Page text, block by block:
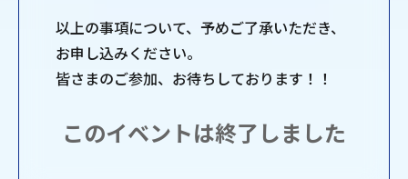
以上の事項について、予めご了承いただき、
お申し込みください。
皆さまのご参加、お待ちしております！！
このイベントは終了しました